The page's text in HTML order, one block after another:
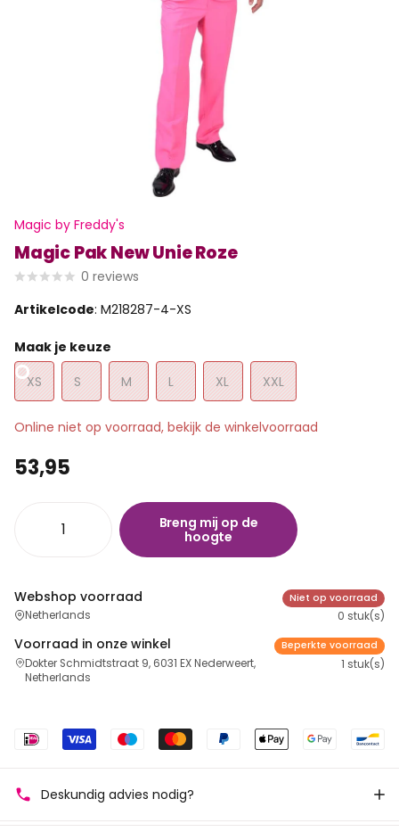
Magic by Freddy's
Magic Pak New Unie Roze
0 reviews
Artikelcode: M218287-4-XS
Maak je keuze
XS
S M L XL XXL
Online niet op voorraad, bekijk de winkelvoorraad
53,95
Breng mij op de
hoogte
Webshop voorraad
Netherlands
Niet op voorraad
0 stuk(s)
Voorraad in onze winkel
Dokter Schmidtstraat 9, 6031 EX Nederweert,
Netherlands
Beperkte voorraad
1 stuk(s)
Deskundig advies nodig?